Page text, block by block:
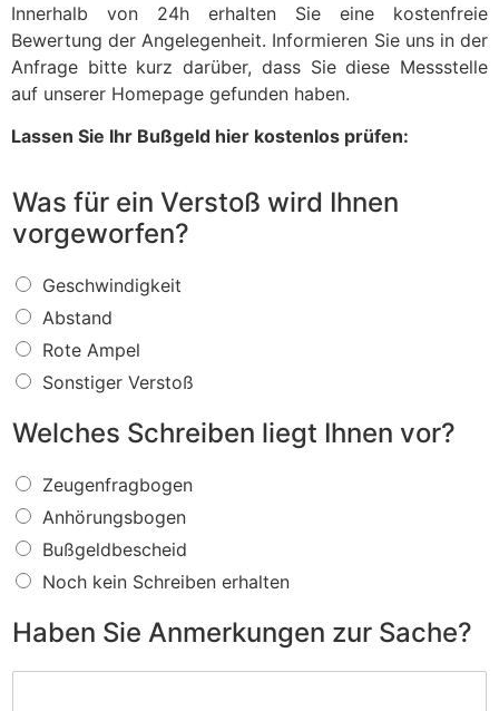
Innerhalb von 24h erhalten Sie eine kostenfreie
Bewertung der Angelegenheit. Informieren Sie uns in der
Anfrage bitte kurz darüber, dass Sie diese Messstelle
auf unserer Homepage gefunden haben.
Lassen Sie Ihr Bußgeld hier kostenlos prüfen:
Was für ein Verstoß wird Ihnen
vorgeworfen?
W
a
s
f
ü
r
i
V
e
r
s
t
o
ß
w
Geschwindigkeit
Abstand
Rote Ampel
Sonstiger Verstoß
Welches Schreiben liegt Ihnen vor?
W
e
c
h
e
S
Zeugenfragbogen
Anhörungsbogen
Bußgeldbescheid
Noch kein Schreiben erhalten
Haben Sie Anmerkungen zur Sache?